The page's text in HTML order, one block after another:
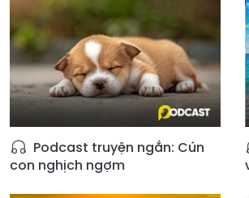
Podcast truyện ngắn: Cún
con nghịch ngợm